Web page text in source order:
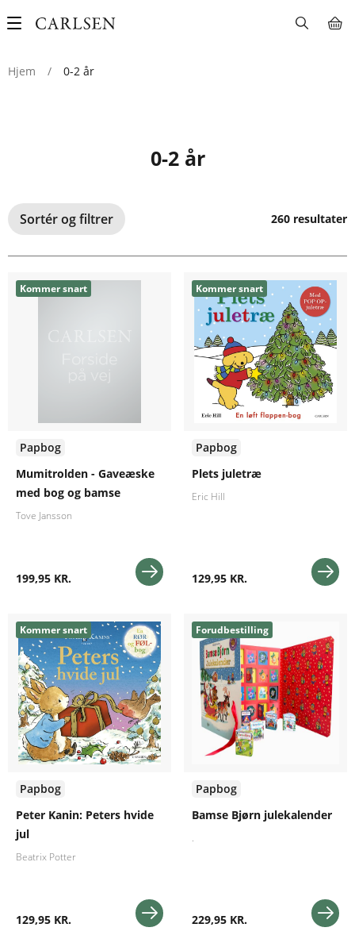
Main
Hjem
/ 0-2 år
0-2 år
Sortér og filtrer 260 resultater
Papbog
Mumitrolden - Gaveæske
med bog og bamse
Tove Jansson
199,95 KR.
Kommer snart
Papbog
Plets juletræ
Eric Hill
129,95 KR.
Kommer snart
Papbog
Peter Kanin: Peters hvide
jul
Beatrix Potter
129,95 KR.
Kommer snart
Papbog
Bamse Bjørn julekalender
.
229,95 KR.
Forudbestilling